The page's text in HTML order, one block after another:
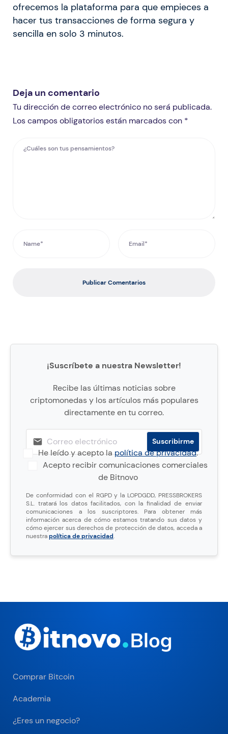
ofrecemos la plataforma para que empieces a
hacer tus transacciones de forma segura y
sencilla en solo 3 minutos.
Deja un comentario
Tu dirección de correo electrónico no será publicada.
Los campos obligatorios están marcados con *
Publicar Comentarios
¡Suscríbete a nuestra Newsletter!
Recibe las últimas noticias sobre
criptomonedas y los artículos más populares
directamente en tu correo.
He leído y acepto lapolítica de privacidad.
Acepto recibir comunicaciones comerciales
de Bitnovo
De conformidad con el RGPD y la LOPDGDD, PRESSBROKERS
S.L. tratará los datos facilitados, con la finalidad de enviar
comunicaciones a los suscriptores. Para obtener más
información acerca de cómo estamos tratando sus datos y
cómo ejercer sus derechos de protección de datos, acceda a
nuestrapolítica de privacidad.
Comprar Bitcoin
Academia
¿Eres un negocio?